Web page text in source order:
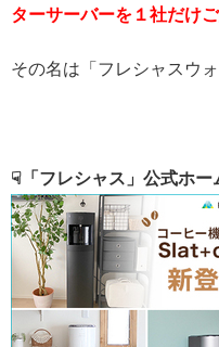
ターサーバーを１社だけご
その名は「フレシャスウ
☟「フレシャス」公式ホー